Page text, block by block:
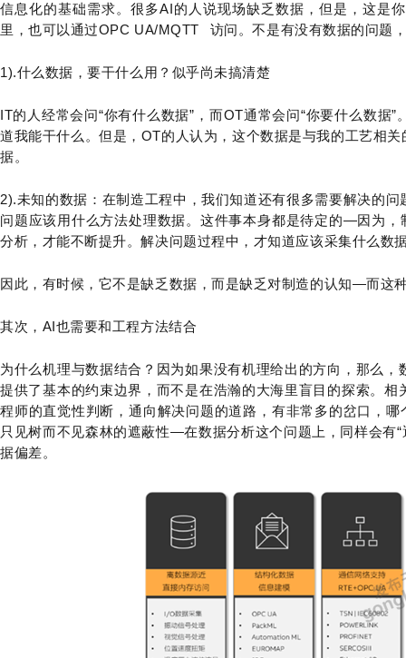
信息化的基础需求。很多AI的人说现场缺乏数据，但是，这
里，也可以通过OPC UA/MQTT 访问。不是有没有数据的问题
1).什么数据，要干什么用？似乎尚未搞清楚
IT的人经常会问“你有什么数据”，而OT通常会问“你要什么数
道我能干什么。但是，OT的人认为，这个数据是与我的工艺相
据。
2).未知的数据：在制造工程中，我们知道还有很多需要解决的
问题应该用什么方法处理数据。这件事本身都是待定的—因为
分析，才能不断提升。解决问题过程中，才知道应该采集什么数
因此，有时候，它不是缺乏数据，而是缺乏对制造的认知—而这
其次，AI也需要和工程方法结合
为什么机理与数据结合？因为如果没有机理给出的方向，那么
提供了基本的约束边界，而不是在浩瀚的大海里盲目的探索。
程师的直觉性判断，通向解决问题的道路，有非常多的岔口，
只见树而不见森林的遮蔽性—在数据分析这个问题上，同样会有“
据偏差。